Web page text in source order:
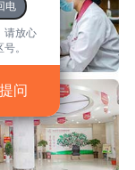
请放心
。
问